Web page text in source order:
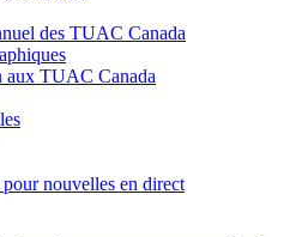
des TUAC Canada
aux TUAC Canada
nouvelles en direct